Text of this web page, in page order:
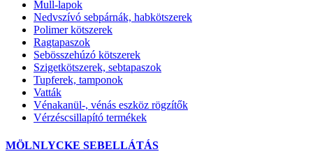
Mull-lapok
Nedvszívó sebpárnák, habkötszerek
Polimer kötszerek
Ragtapaszok
Sebösszehúzó kötszerek
Szigetkötszerek, sebtapaszok
Tupferek, tamponok
Vatták
Vénakanül-, vénás eszköz rögzítők
Vérzéscsillapító termékek
MÖLNLYCKE SEBELLÁTÁS